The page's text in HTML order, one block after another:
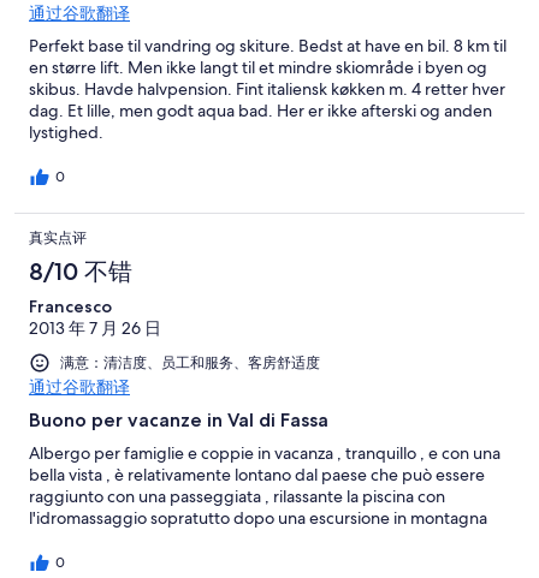
通过谷歌翻译
Perfekt base til vandring og skiture. Bedst at have en bil. 8 km til
en større lift. Men ikke langt til et mindre skiområde i byen og
skibus. Havde halvpension. Fint italiensk køkken m. 4 retter hver
dag. Et lille, men godt aqua bad. Her er ikke afterski og anden
lystighed.
0
真实点评
8/10 不错
Francesco
2013 年 7 月 26 日
满意：清洁度、员工和服务、客房舒适度
通过谷歌翻译
Buono per vacanze in Val di Fassa
Albergo per famiglie e coppie in vacanza , tranquillo , e con una
bella vista , è relativamente lontano dal paese che può essere
raggiunto con una passeggiata , rilassante la piscina con
l'idromassaggio sopratutto dopo una escursione in montagna
0